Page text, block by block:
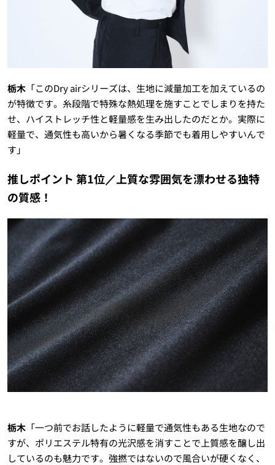
栃木「このDry airシリーズは、生地に減量加工を加えているの
が特徴です。糸段階で特殊な熱処理を施すことでしまりを持た
せ、ハイストレッチ性と軽量感を生み出したのだとか。実際に
軽量で、通気性も高いから暑くなる季節でも着用しやすいんで
す」
推しポイント 第1位／上質な雰囲気を漂わせる独特
の質感！
栃木「一つ前でお話したように軽量で通気性もある生地なので
すが、ポリエステル特有の光沢感を消すことで上質感を醸し出
しているのも魅力です。強撚ではないので風合いが硬くなく、